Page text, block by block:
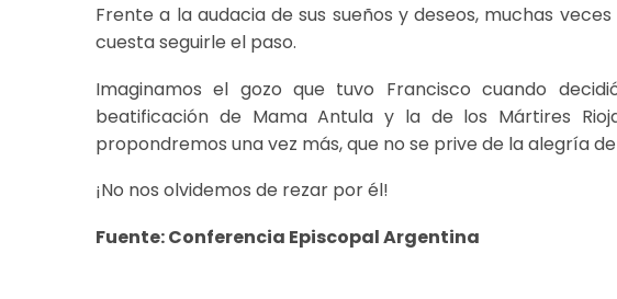
Frente a la audacia de sus sueños y deseos, muchas
cuesta seguirle el paso.
Imaginamos el gozo que tuvo Francisco cuando
beatificación de Mama Antula y la de los Mártires
propondremos una vez más, que no se prive de la alegría
¡No nos olvidemos de rezar por él!
Fuente: Conferencia Episcopal Argentina